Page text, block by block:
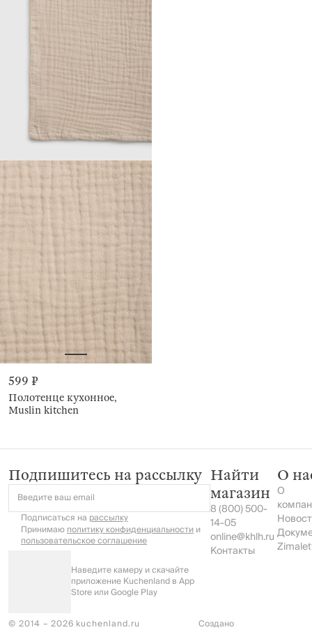
599 ₽
Полотенце кухонное,
Muslin kitchen
Подпишитесь на рассылку
Введите ваш email
Подписаться на рассылку
Принимаюполитику конфиденциальностии
пользовательское соглашение
Наведите камеру и скачайте
приложение Kuchenland в App
Store или Google Play
Найти
магазин
8 (800) 500-
14-05
online@khlh.ru
Контакты
О
О
© 2014 – 2026 kuchenland.ru Создано